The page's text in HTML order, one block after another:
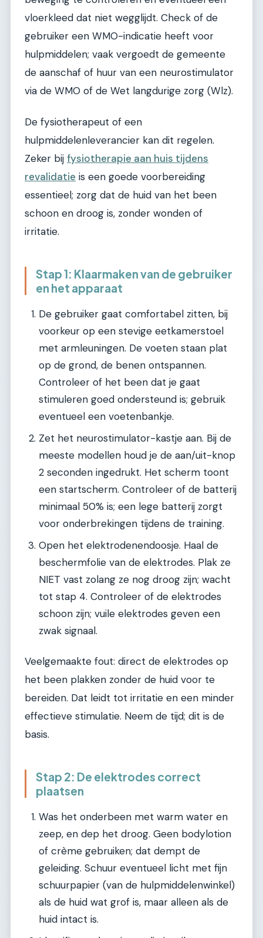
vloerkleed dat niet wegglijdt. Check of de
gebruiker een WMO-indicatie heeft voor
hulpmiddelen; vaak vergoedt de gemeente
de aanschaf of huur van een neurostimulator
via de WMO of de Wet langdurige zorg (Wlz).
De fysiotherapeut of een
hulpmiddelenleverancier kan dit regelen.
Zeker bij fysiotherapie aan huis tijdens
revalidatie is een goede voorbereiding
essentieel; zorg dat de huid van het been
schoon en droog is, zonder wonden of
irritatie.
Stap 1: Klaarmaken van de gebruiker
en het apparaat
De gebruiker gaat comfortabel zitten, bij
voorkeur op een stevige eetkamerstoel
met armleuningen. De voeten staan plat
op de grond, de benen ontspannen.
Controleer of het been dat je gaat
stimuleren goed ondersteund is; gebruik
eventueel een voetenbankje.
Zet het neurostimulator-kastje aan. Bij de
meeste modellen houd je de aan/uit-knop
2 seconden ingedrukt. Het scherm toont
een startscherm. Controleer of de batterij
minimaal 50% is; een lege batterij zorgt
voor onderbrekingen tijdens de training.
Open het elektrodenendoosje. Haal de
beschermfolie van de elektrodes. Plak ze
NIET vast zolang ze nog droog zijn; wacht
tot stap 4. Controleer of de elektrodes
schoon zijn; vuile elektrodes geven een
zwak signaal.
Veelgemaakte fout: direct de elektrodes op
het been plakken zonder de huid voor te
bereiden. Dat leidt tot irritatie en een minder
effectieve stimulatie. Neem de tijd; dit is de
basis.
Stap 2: De elektrodes correct
plaatsen
Was het onderbeen met warm water en
zeep, en dep het droog. Geen bodylotion
of crème gebruiken; dat dempt de
geleiding. Schuur eventueel licht met fijn
schuurpapier (van de hulpmiddelenwinkel)
als de huid wat grof is, maar alleen als de
huid intact is.